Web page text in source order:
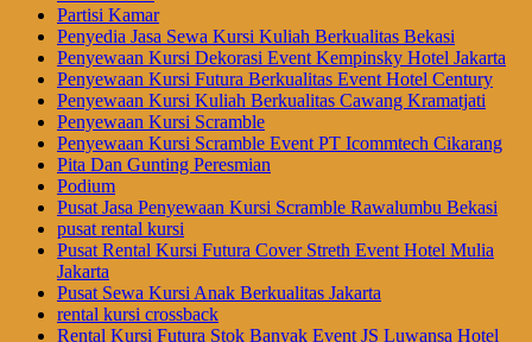
Partisi Kamar
Penyedia Jasa Sewa Kursi Kuliah Berkualitas Bekasi
Penyewaan Kursi Dekorasi Event Kempinsky Hotel Jakarta
Penyewaan Kursi Futura Berkualitas Event Hotel Century
Penyewaan Kursi Kuliah Berkualitas Cawang Kramatjati
Penyewaan Kursi Scramble
Penyewaan Kursi Scramble Event PT Icommtech Cikarang
Pita Dan Gunting Peresmian
Podium
Pusat Jasa Penyewaan Kursi Scramble Rawalumbu Bekasi
pusat rental kursi
Pusat Rental Kursi Futura Cover Streth Event Hotel Mulia
Jakarta
Pusat Sewa Kursi Anak Berkualitas Jakarta
rental kursi crossback
Rental Kursi Futura Stok Banyak Event JS Luwansa Hotel